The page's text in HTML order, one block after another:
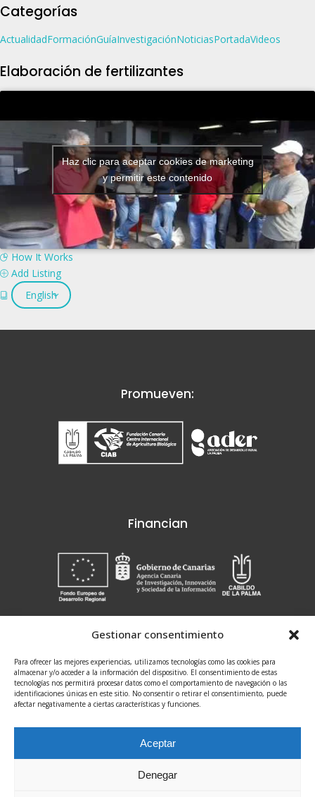
Gestionar consentimiento
Para ofrecer las mejores experiencias, utilizamos tecnologías como las cookies para
almacenar y/o acceder a la información del dispositivo. El consentimiento de estas
tecnologías nos permitirá procesar datos como el comportamiento de navegación o las
identificaciones únicas en este sitio. No consentir o retirar el consentimiento, puede
afectar negativamente a ciertas características y funciones.
Aceptar
Denegar
Categorías
ActualidadFormaciónGuíaInvestigaciónNoticiasPortadaVideos
Elaboración de fertilizantes
Haz clic para aceptar cookies de marketing
y permitir este contenido
How It Works
Add Listing
English
Promueven:
Financian
Search
for:
@2021 Fundación CIAB / Todos los derechos
Aviso Legal/Política de Privacidad